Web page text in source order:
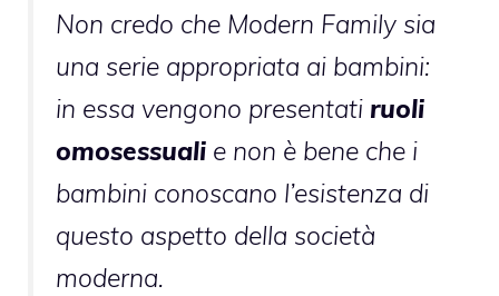
Non credo che Modern Family sia
una serie appropriata ai bambini:
in essa vengono presentati ruoli
omosessuali e non è bene che i
bambini conoscano l’esistenza di
questo aspetto della società
moderna.